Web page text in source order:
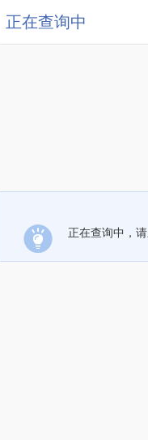
正在查询中
正在查询中，